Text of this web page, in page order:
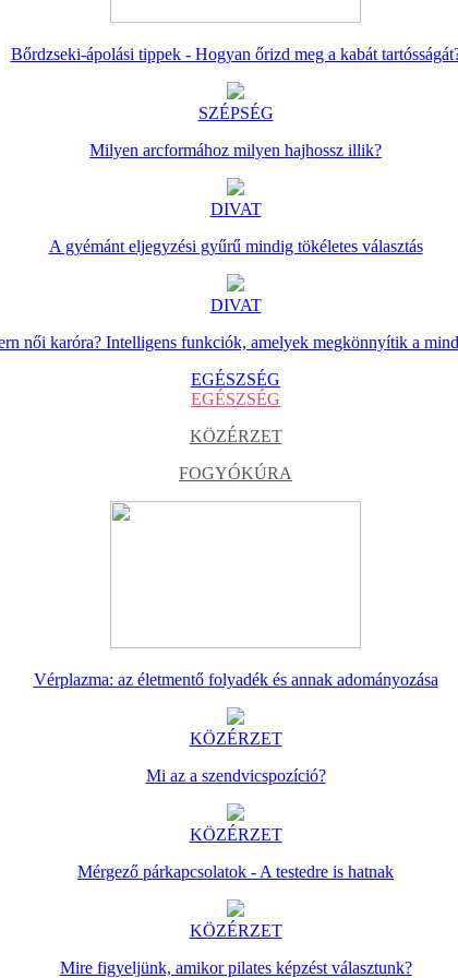
Bőrdzseki-ápolási tippek - Hogyan őrizd meg a kabát
SZÉPSÉG
Milyen arcformához milyen hajhossz illik?
DIVAT
A gyémánt eljegyzési gyűrű mindig tökéletes választás
DIVAT
női karóra? Intelligens funkciók, amelyek megkönnyítik a
EGÉSZSÉG
EGÉSZSÉG
KÖZÉRZET
FOGYÓKÚRA
Vérplazma: az életmentő folyadék és annak adományozása
KÖZÉRZET
Mi az a szendvicspozíció?
KÖZÉRZET
Mérgező párkapcsolatok - A testedre is hatnak
KÖZÉRZET
Mire figyeljünk, amikor pilates képzést választunk?